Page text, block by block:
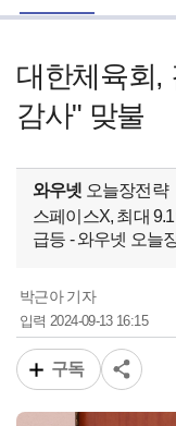
대한체육회,
감사" 맞불
와우넷 오늘장전략
스페이스X, 최대
급등 - 와우넷 오늘
박근아 기자
입력2024-09-13 16:15
구독